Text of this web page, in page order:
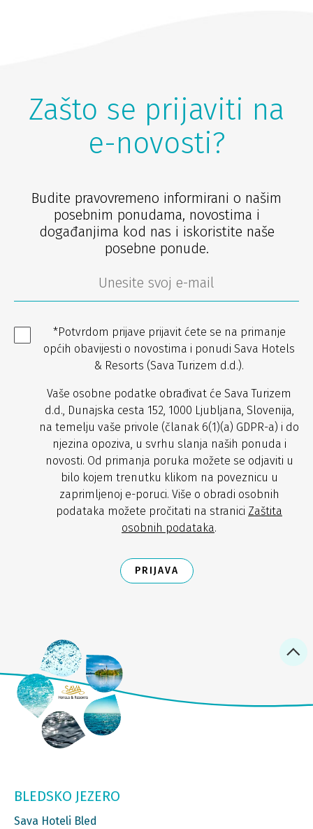
Zašto se prijaviti na
e-novosti?
Budite pravovremeno informirani o našim
posebnim ponudama, novostima i
događanjima kod nas i iskoristite naše
posebne ponude.
*Potvrdom prijave prijavit ćete se na primanje
općih obavijesti o novostima i ponudi Sava Hotels
& Resorts (Sava Turizem d.d.).
Vaše osobne podatke obrađivat će Sava Turizem
d.d., Dunajska cesta 152, 1000 Ljubljana, Slovenija,
na temelju vaše privole (članak 6(1)(a) GDPR-a) i do
njezina opoziva, u svrhu slanja naših ponuda i
novosti. Od primanja poruka možete se odjaviti u
bilo kojem trenutku klikom na poveznicu u
zaprimljenoj e-poruci. Više o obradi osobnih
podataka možete pročitati na stranici Zaštita
osobnih podataka.
PRIJAVA
BLEDSKO JEZERO
Sava Hoteli Bled